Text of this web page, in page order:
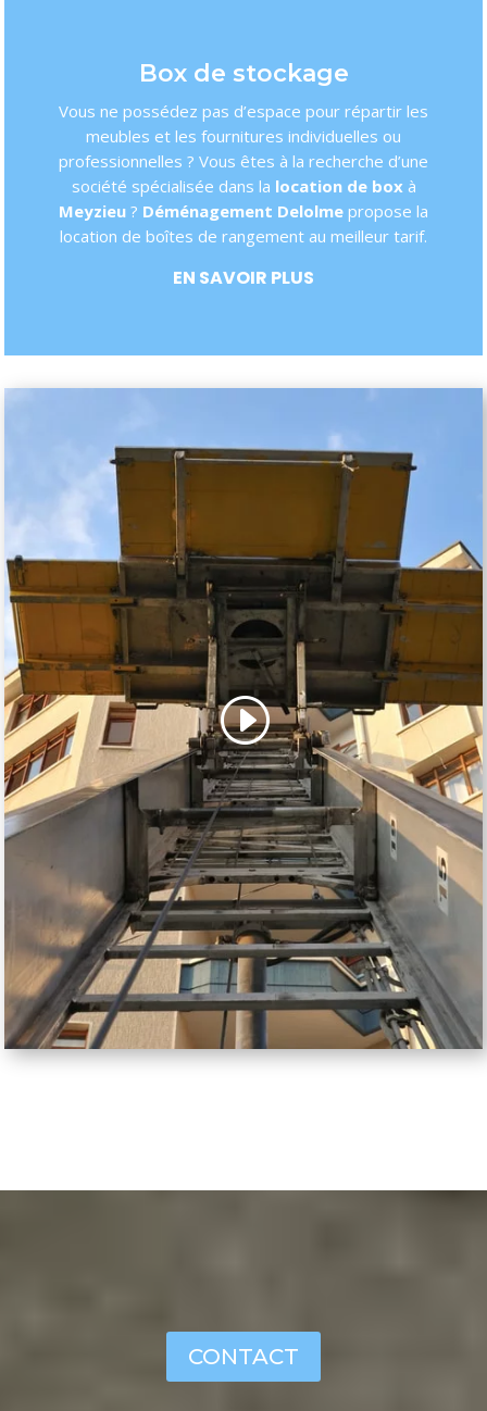
Box de stockage
Vous ne possédez pas d’espace pour répartir les
meubles et les fournitures individuelles ou
professionnelles ? Vous êtes à la recherche d’une
société spécialisée dans la location de boxà
Meyzieu ? Déménagement Delolme propose la
location de boîtes de rangement au meilleur tarif.
EN SAVOIR PLUS
CONTACT